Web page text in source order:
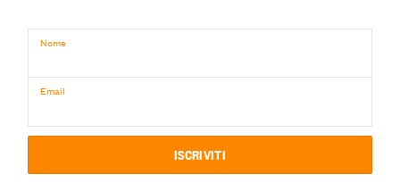
Nome
Email